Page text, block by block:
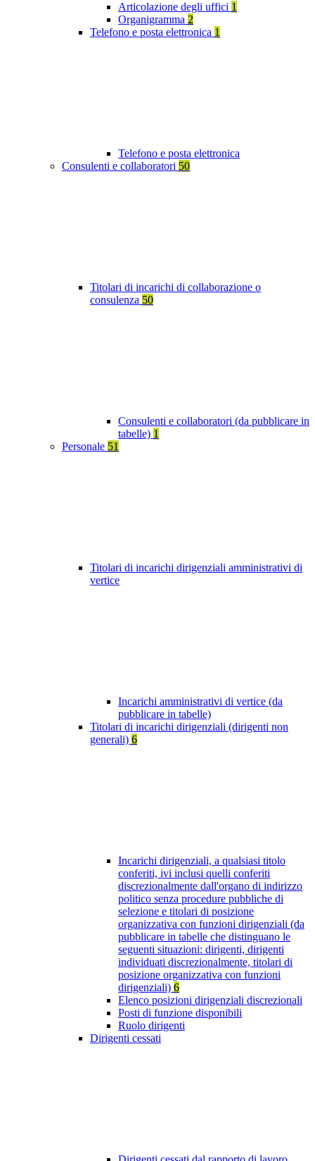
Articolazione degli uffici 1
Organigramma 2
Telefono e posta elettronica 1
Telefono e posta elettronica
Consulenti e collaboratori 50
Titolari di incarichi di collaborazione o
consulenza 50
Consulenti e collaboratori (da pubblicare in
tabelle) 1
Personale 51
Titolari di incarichi dirigenziali amministrativi di
vertice
Incarichi amministrativi di vertice (da
pubblicare in tabelle)
Titolari di incarichi dirigenziali (dirigenti non
generali) 6
Incarichi dirigenziali, a qualsiasi titolo
conferiti, ivi inclusi quelli conferiti
discrezionalmente dall'organo di indirizzo
politico senza procedure pubbliche di
selezione e titolari di posizione
organizzativa con funzioni dirigenziali (da
pubblicare in tabelle che distinguano le
seguenti situazioni: dirigenti, dirigenti
individuati discrezionalmente, titolari di
posizione organizzativa con funzioni
dirigenziali) 6
Elenco posizioni dirigenziali discrezionali
Posti di funzione disponibili
Ruolo dirigenti
Dirigenti cessati